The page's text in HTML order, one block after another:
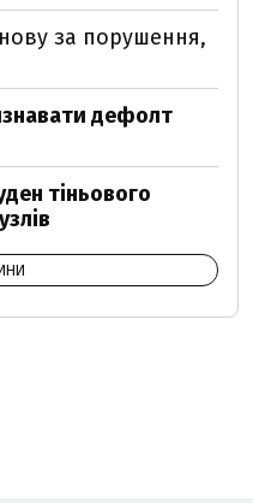
за порушення,
дефолт
тіньового